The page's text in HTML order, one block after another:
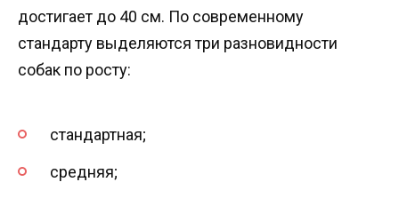
достигает до 40 см. По современному
стандарту выделяются три разновидности
собак по росту:
стандартная;
средняя;